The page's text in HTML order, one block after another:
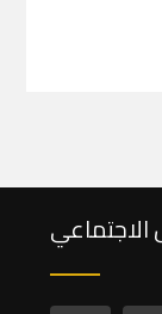
الاجتماعي